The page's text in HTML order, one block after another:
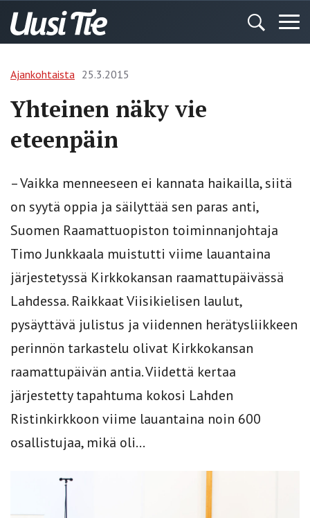
Ajankohtaista 25.3.2015
Yhteinen näky vie
eteenpäin
– Vaikka menneeseen ei kannata haikailla, siitä
on syytä oppia ja säilyttää sen paras anti,
Suomen Raamattuopiston toiminnanjohtaja
Timo Junkkaala muistutti viime lauantaina
järjestetyssä Kirkkokansan raamattupäivässä
Lahdessa. Raikkaat Viisikielisen laulut,
pysäyttävä julistus ja viidennen herätysliikkeen
perinnön tarkastelu olivat Kirkkokansan
raamattupäivän antia. Viidettä kertaa
järjestetty tapahtuma kokosi Lahden
Ristinkirkkoon viime lauantaina noin 600
osallistujaa, mikä oli...